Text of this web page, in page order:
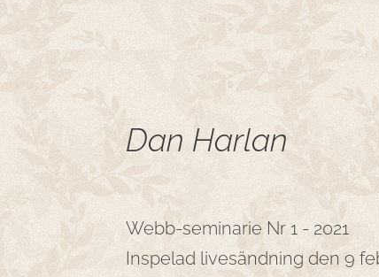
Dan Harlan
Webb-seminarie Nr 1 - 2021
Inspelad livesändning den 9